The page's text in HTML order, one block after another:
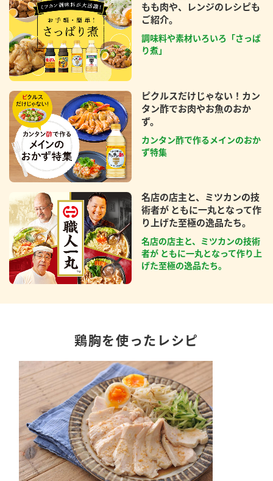
もも肉や、レンジのレシピも
ご紹介。
調味料や素材いろいろ「さっぱ
り煮」
ピクルスだけじゃない！カン
タン酢でお肉やお魚のおか
ず。
カンタン酢で作るメインのおか
ず特集
名店の店主と、ミツカンの技
術者が ともに一丸となって作
り上げた至極の逸品たち。
名店の店主と、ミツカンの技術
者が ともに一丸となって作り上
げた至極の逸品たち。
鶏胸を使ったレシピ